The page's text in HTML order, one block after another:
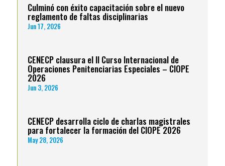
Culminó con éxito capacitación sobre el nuevo
reglamento de faltas disciplinarias
Jun 17, 2026
CENECP clausura el II Curso Internacional de
Operaciones Penitenciarias Especiales – CIOPE
2026
Jun 3, 2026
CENECP desarrolla ciclo de charlas magistrales
para fortalecer la formación del CIOPE 2026
May 28, 2026